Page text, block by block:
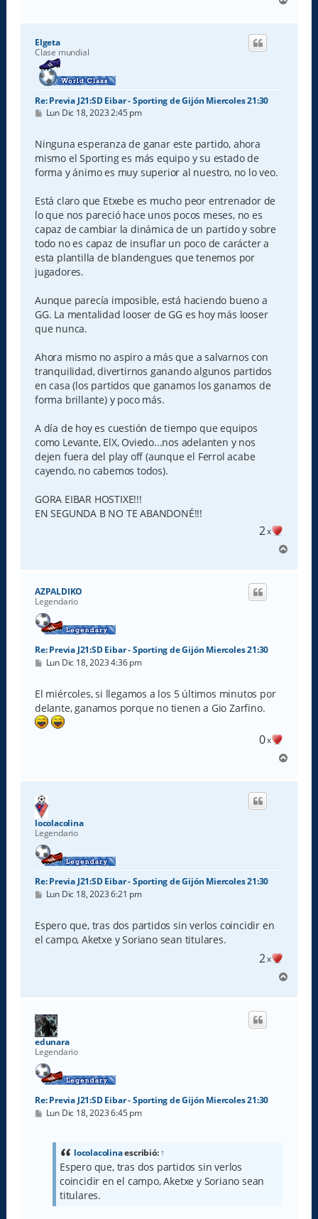
r
Elgeta
Clase mundial
Re: Previa J21:SD Eibar - Sporting de Gijón Miercoles 21:30
M
s
a
j
e
Lun Dic 18, 2023 2:45 pm
Ninguna esperanza de ganar este partido, ahora
mismo el Sporting es más equipo y su estado de
forma y ánimo es muy superior al nuestro, no lo veo.
Está claro que Etxebe es mucho peor entrenador de
lo que nos pareció hace unos pocos meses, no es
capaz de cambiar la dinámica de un partido y sobre
todo no es capaz de insuflar un poco de carácter a
esta plantilla de blandengues que tenemos por
jugadores.
Aunque parecía imposible, está haciendo bueno a
GG. La mentalidad looser de GG es hoy más looser
que nunca.
Ahora mismo no aspiro a más que a salvarnos con
tranquilidad, divertirnos ganando algunos partidos
en casa (los partidos que ganamos los ganamos de
forma brillante) y poco más.
A día de hoy es cuestión de tiempo que equipos
como Levante, ElX, Oviedo...nos adelanten y nos
dejen fuera del play off (aunque el Ferrol acabe
cayendo, no cabemos todos).
GORA EIBAR HOSTIXE!!!
EN SEGUNDA B NO TE ABANDONÉ!!!
2x
r
AZPALDIKO
Legendario
Re: Previa J21:SD Eibar - Sporting de Gijón Miercoles 21:30
M
s
a
j
e
Lun Dic 18, 2023 4:36 pm
El miércoles, si llegamos a los 5 últimos minutos por
delante, ganamos porque no tienen a Gio Zarfino.
0x
r
locolacolina
Legendario
Re: Previa J21:SD Eibar - Sporting de Gijón Miercoles 21:30
M
s
a
Lun Dic 18, 2023 6:21 pm
Espero que, tras dos partidos sin verlos coincidir en
el campo, Aketxe y Soriano sean titulares.
2x
r
edunara
Legendario
Re: Previa J21:SD Eibar - Sporting de Gijón Miercoles 21:30
M
Lun Dic 18, 2023 6:45 pm
locolacolinaescribió:↑
Espero que, tras dos partidos sin verlos
coincidir en el campo, Aketxe y Soriano sean
titulares.